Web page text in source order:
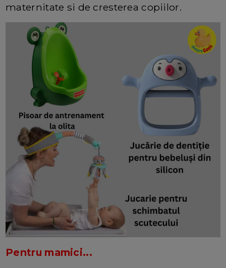
maternitate si de cresterea copiilor.
Pentru mamici...